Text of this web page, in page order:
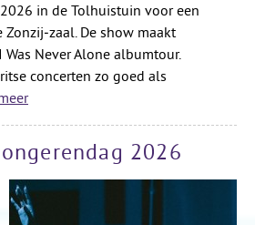
in de Tolhuistuin voor een
De show maakt
Never Alone albumtour.
concerten zo goed als
2026